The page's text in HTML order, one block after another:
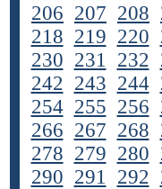
206 207 208
218 219 220
230 231 232
242 243 244
254 255 256
266 267 268
278 279 280
290 291 292